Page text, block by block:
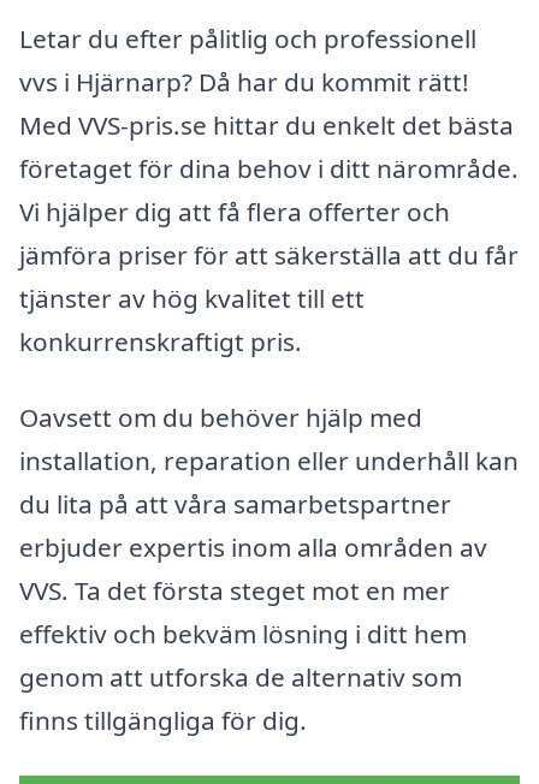
Letar du efter pålitlig och professionell
vvs i Hjärnarp? Då har du kommit rätt!
Med VVS-pris.se hittar du enkelt det bästa
företaget för dina behov i ditt närområde.
Vi hjälper dig att få flera offerter och
jämföra priser för att säkerställa att du får
tjänster av hög kvalitet till ett
konkurrenskraftigt pris.
Oavsett om du behöver hjälp med
installation, reparation eller underhåll kan
du lita på att våra samarbetspartner
erbjuder expertis inom alla områden av
VVS. Ta det första steget mot en mer
effektiv och bekväm lösning i ditt hem
genom att utforska de alternativ som
finns tillgängliga för dig.